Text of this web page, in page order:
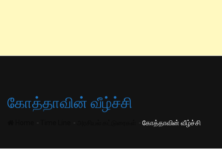
கோத்தாவின் வீழ்ச்சி
- - -கோத்தாவின் வீழ்ச்சி